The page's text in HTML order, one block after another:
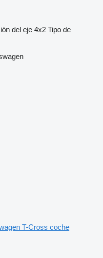
del eje 4x2 Tipo de
T-Cross coche